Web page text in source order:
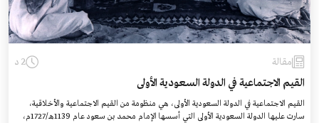
مقالة 2 د
القيم الاجتماعية في الدولة السعودية الأولى
القيم الاجتماعية في الدولة السعودية الأولى، هي منظومة من القيم الاجتماعية والأخلاقية،
سارت عليها الدولة السعودية الأولى التي أسسها الإمام محمد بن سعود عام 1139هـ/1727م،